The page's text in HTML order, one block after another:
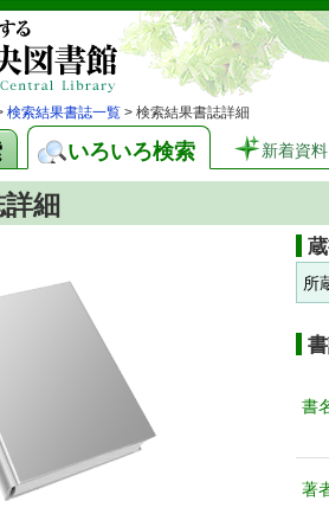
検索結果書誌一覧 > 検索結果書誌詳細
いろいろ検索 新着資料
細
所
書
著